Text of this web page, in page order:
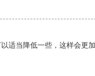
适当降低一些，这样会更加